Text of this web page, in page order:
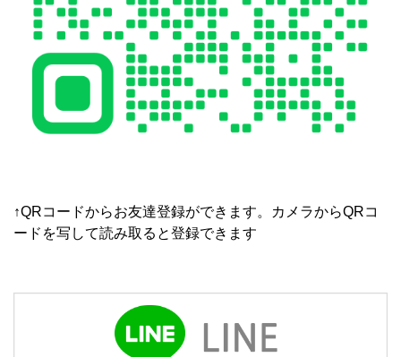
↑QRコードからお友達登録ができます。カメラからQRコ
ードを写して読み取ると登録できます